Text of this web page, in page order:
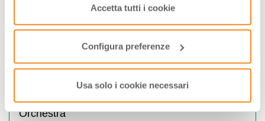
saranno attivati i soli cookie tecnici necessari al corretto
funzionamento del sito.
Accetta tutti i cookie
Configura preferenze
Usa solo i cookie necessari
agosto e settembre dalle 15.30 alle 18,00); Novembre e
15.30/17.30 festivi 9.00/13.00. Chiuso il 25/12, 26/12, 1/01
I Percorsi del Savio propone anche
Balamondo con Mirko Casadei e Popular Folk
Orchestra